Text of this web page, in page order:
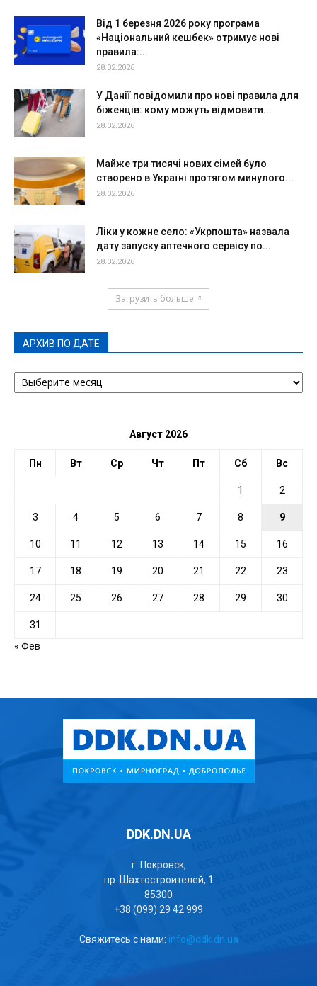
Від 1 березня 2026 року програма
«Національний кешбек» отримує нові
правила:...
28.02.2026
У Данії повідомили про нові правила для
біженців: кому можуть відмовити...
28.02.2026
Майже три тисячі нових сімей було
створено в Україні протягом минулого...
28.02.2026
Ліки у кожне село: «Укрпошта» назвала
дату запуску аптечного сервісу по...
28.02.2026
Загрузить больше
АРХИВ ПО ДАТЕ
АРХИВ
ПО
Август 2026
Пн Вт Ср Чт Пт Сб Вс
1 2
3 4 5 6 7 8 9
10 11 12 13 14 15 16
17 18 19 20 21 22 23
24 25 26 27 28 29 30
31
« Фев
DDK.DN.UA
г. Покровск,
пр. Шахтостроителей, 1
85300
+38 (099) 29 42 999
Свяжитесь с нами: info@ddk.dn.ua